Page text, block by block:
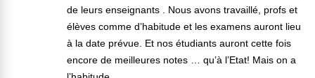
de leurs enseignants . Nous avons travaillé, profs et
élèves comme d’habitude et les examens auront lieu
à la date prévue. Et nos étudiants auront cette fois
encore de meilleures notes … qu’à l’Etat! Mais on a